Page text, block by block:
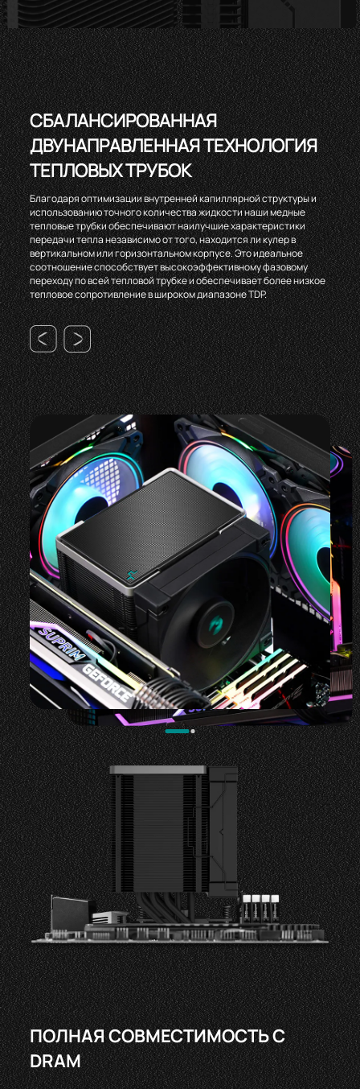
СБАЛАНСИРОВАННАЯ
ДВУНАПРАВЛЕННАЯ ТЕХНОЛОГИЯ
ТЕПЛОВЫХ ТРУБОК
Благодаря оптимизации внутренней капиллярной структуры и
использованию точного количества жидкости наши медные
тепловые трубки обеспечивают наилучшие характеристики
передачи тепла независимо от того, находится ли кулер в
вертикальном или горизонтальном корпусе. Это идеальное
соотношение способствует высокоэффективному фазовому
переходу по всей тепловой трубке и обеспечивает более низкое
тепловое сопротивление в широком диапазоне TDP.
ПОЛНАЯ СОВМЕСТИМОСТЬ С
DRAM